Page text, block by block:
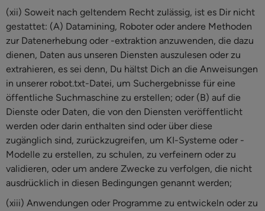
(xii) Soweit nach geltendem Recht zulässig, ist es Dir nicht
gestattet: (A) Datamining, Roboter oder andere Methoden
zur Datenerhebung oder -extraktion anzuwenden, die dazu
dienen, Daten aus unseren Diensten auszulesen oder zu
extrahieren, es sei denn, Du hältst Dich an die Anweisungen
in unserer robot.txt-Datei, um Suchergebnisse für eine
öffentliche Suchmaschine zu erstellen; oder (B) auf die
Dienste oder Daten, die von den Diensten veröffentlicht
werden oder darin enthalten sind oder über diese
zugänglich sind, zurückzugreifen, um KI-Systeme oder -
Modelle zu erstellen, zu schulen, zu verfeinern oder zu
validieren, oder um andere Zwecke zu verfolgen, die nicht
ausdrücklich in diesen Bedingungen genannt werden;
(xiii) Anwendungen oder Programme zu entwickeln oder zu